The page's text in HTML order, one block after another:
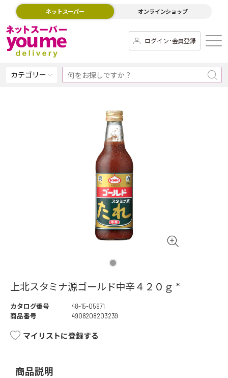
ネットスーパー オンラインショップ
ログイン･会員登録
カテゴリー
上北スタミナ源ゴールド中辛４２０ｇ *
カタログ番号
48-15-05971
商品番号
4908208203239
マイリストに登録する
商品説明